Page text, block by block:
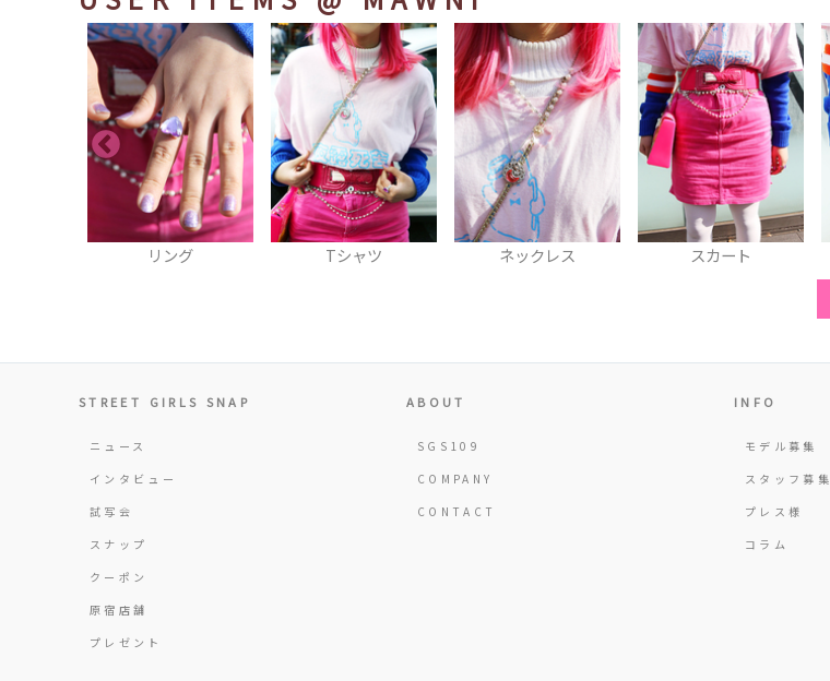
Tシャツ ネックレス スカート ショルダーバッグ
STREET GIRLS SNAP
ニュース
インタビュー
試写会
スナップ
クーポン
原宿店舗
プレゼント
ABOUT
SGS109
COMPANY
CONTACT
INFO
モデル募集
スタッフ募集
プレス様
コラム